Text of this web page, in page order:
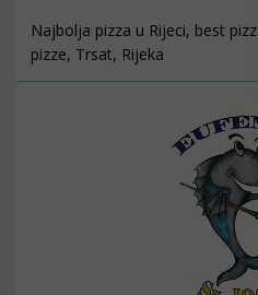
Najbolja pizza u Rijeci, best
pizze, Trsat, Rijeka